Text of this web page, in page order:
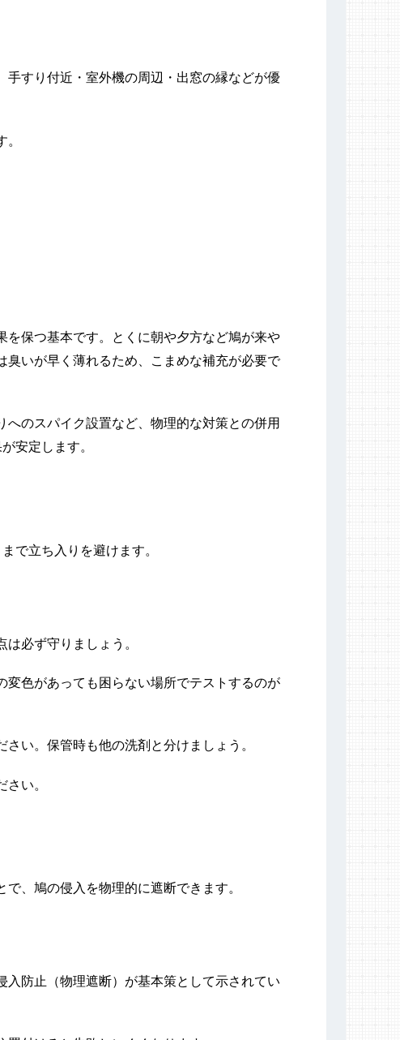
すり付近・室外機の周辺・出窓の縁などが優
保つ基本です。とくに朝や夕方など鳩が来や
いが早く薄れるため、こまめな補充が必要で
のスパイク設置など、物理的な対策との併用
安定します。
で立ち入りを避けます。
必ず守りましょう。
色があっても困らない場所でテストするのが
い。保管時も他の洗剤と分けましょう。
い。
、鳩の侵入を物理的に遮断できます。
防止（物理遮断）が基本策として示されてい